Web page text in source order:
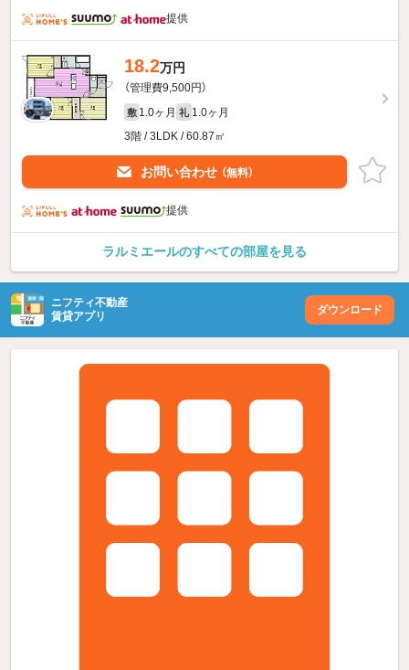
提供
18.2万円
（管理費9,500円）
敷 1.0ヶ月 礼 1.0ヶ月
3階 / 3LDK / 60.87㎡
お問い合わせ （無料）
提供
ラルミエールのすべての部屋を見る
ニフティ不動産
賃貸アプリ
ダウンロード